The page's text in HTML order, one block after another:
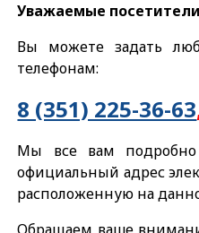
Уважаемые
Вы можете задать
телефонам:
8 (351) 225-36-63
Мы все вам
официальный адрес
расположенную на